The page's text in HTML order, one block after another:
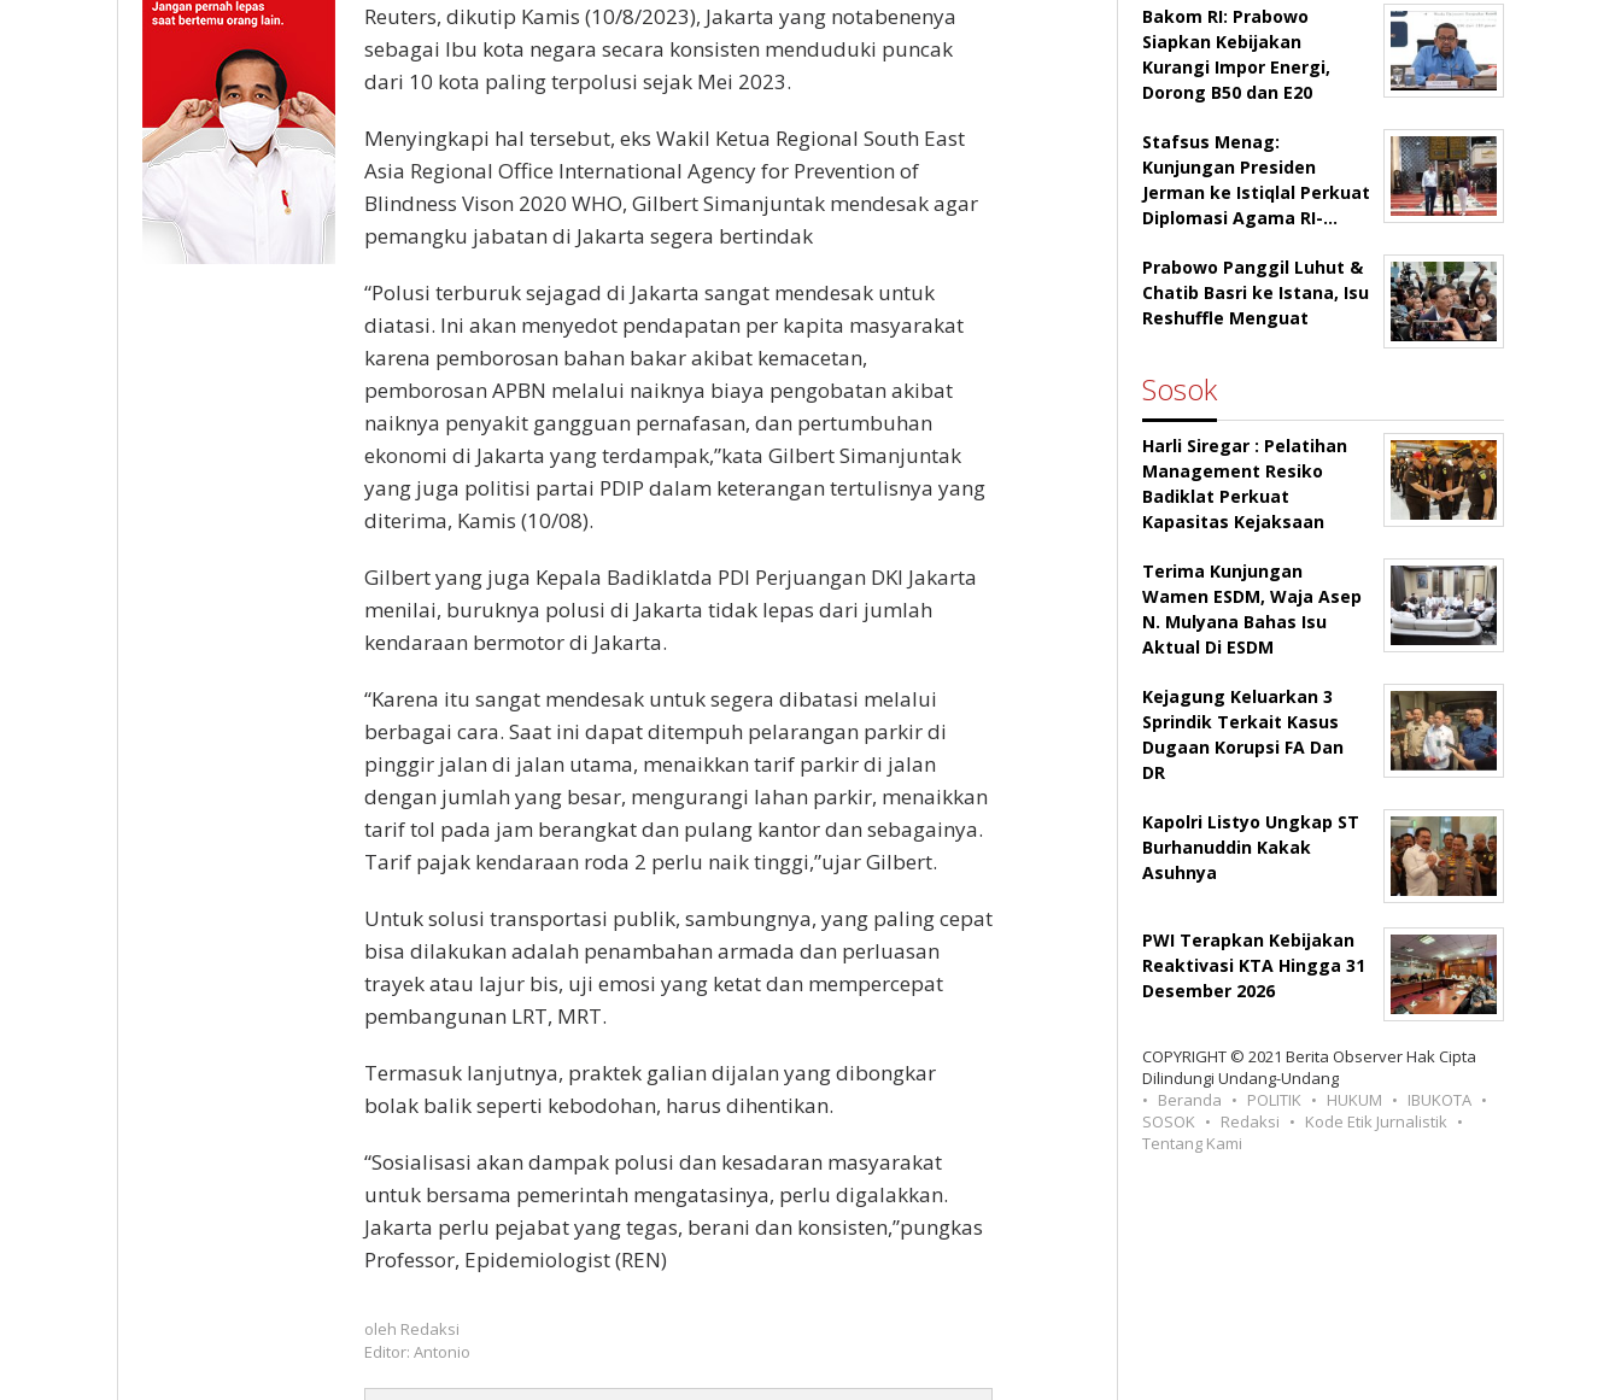
Reuters, dikutip Kamis (10/8/2023), Jakarta yang notabenenya
sebagai Ibu kota negara secara konsisten menduduki puncak
dari 10 kota paling terpolusi sejak Mei 2023.
Menyingkapi hal tersebut, eks Wakil Ketua Regional South East
Asia Regional Office International Agency for Prevention of
Blindness Vison 2020 WHO, Gilbert Simanjuntak mendesak agar
pemangku jabatan di Jakarta segera bertindak
“Polusi terburuk sejagad di Jakarta sangat mendesak untuk
diatasi. Ini akan menyedot pendapatan per kapita masyarakat
karena pemborosan bahan bakar akibat kemacetan,
pemborosan APBN melalui naiknya biaya pengobatan akibat
naiknya penyakit gangguan pernafasan, dan pertumbuhan
ekonomi di Jakarta yang terdampak,”kata Gilbert Simanjuntak
yang juga politisi partai PDIP dalam keterangan tertulisnya yang
diterima, Kamis (10/08).
Gilbert yang juga Kepala Badiklatda PDI Perjuangan DKI Jakarta
menilai, buruknya polusi di Jakarta tidak lepas dari jumlah
kendaraan bermotor di Jakarta.
“Karena itu sangat mendesak untuk segera dibatasi melalui
berbagai cara. Saat ini dapat ditempuh pelarangan parkir di
pinggir jalan di jalan utama, menaikkan tarif parkir di jalan
dengan jumlah yang besar, mengurangi lahan parkir, menaikkan
tarif tol pada jam berangkat dan pulang kantor dan sebagainya.
Tarif pajak kendaraan roda 2 perlu naik tinggi,”ujar Gilbert.
Untuk solusi transportasi publik, sambungnya, yang paling cepat
bisa dilakukan adalah penambahan armada dan perluasan
trayek atau lajur bis, uji emosi yang ketat dan mempercepat
pembangunan LRT, MRT.
Termasuk lanjutnya, praktek galian dijalan yang dibongkar
bolak balik seperti kebodohan, harus dihentikan.
“Sosialisasi akan dampak polusi dan kesadaran masyarakat
untuk bersama pemerintah mengatasinya, perlu digalakkan.
Jakarta perlu pejabat yang tegas, berani dan konsisten,”pungkas
Professor, Epidemiologist (REN)
oleh Redaksi
Editor: Antonio
Bakom RI: Prabowo
Siapkan Kebijakan
Kurangi Impor Energi,
Dorong B50 dan E20
Stafsus Menag:
Kunjungan Presiden
Jerman ke Istiqlal Perkuat
Diplomasi Agama RI-…
Prabowo Panggil Luhut &
Chatib Basri ke Istana, Isu
Reshuffle Menguat
Sosok
Harli Siregar : Pelatihan
Management Resiko
Badiklat Perkuat
Kapasitas Kejaksaan
Terima Kunjungan
Wamen ESDM, Waja Asep
N. Mulyana Bahas Isu
Aktual Di ESDM
Kejagung Keluarkan 3
Sprindik Terkait Kasus
Dugaan Korupsi FA Dan
DR
Kapolri Listyo Ungkap ST
Burhanuddin Kakak
Asuhnya
PWI Terapkan Kebijakan
Reaktivasi KTA Hingga 31
Desember 2026
COPYRIGHT © 2021 Berita Observer Hak Cipta
Dilindungi Undang-Undang
Beranda
POLITIK HUKUM
IBUKOTA
SOSOK
Redaksi
Kode Etik Jurnalistik
Tentang Kami